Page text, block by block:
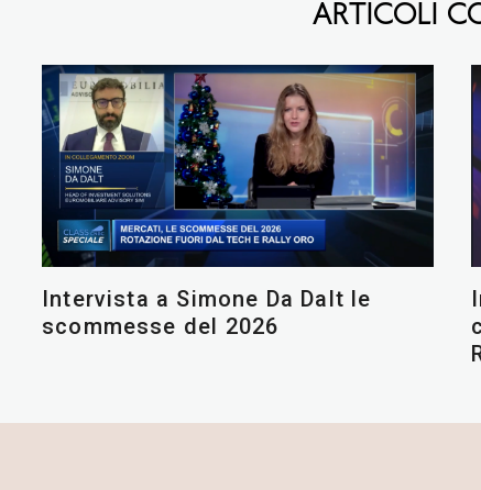
ARTICOLI
Intervista a Simone Da Dalt le
scommesse del 2026